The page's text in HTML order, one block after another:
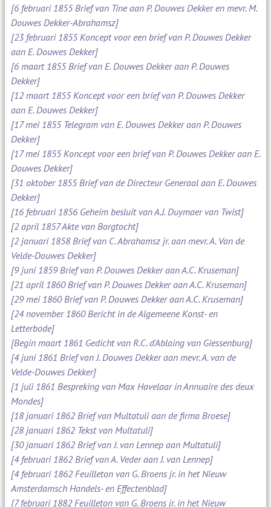
[6 februari 1855 Brief van Tine aan P. Douwes Dekker en mevr. M.
Douwes Dekker-Abrahamsz]
[23 februari 1855 Koncept voor een brief van P. Douwes Dekker
aan E. Douwes Dekker]
[6 maart 1855 Brief van E. Douwes Dekker aan P. Douwes
Dekker]
[12 maart 1855 Koncept voor een brief van P. Douwes Dekker
aan E. Douwes Dekker]
[17 mei 1855 Telegram van E. Douwes Dekker aan P. Douwes
Dekker]
[17 mei 1855 Koncept voor een brief van P. Douwes Dekker aan E.
Douwes Dekker]
[31 oktober 1855 Brief van de Directeur Generaal aan E. Douwes
Dekker]
[16 februari 1856 Geheim besluit van A.J. Duymaer van Twist]
[2 april 1857 Akte van Borgtocht]
[2 januari 1858 Brief van C. Abrahamsz jr. aan mevr. A. Van de
Velde-Douwes Dekker]
[9 juni 1859 Brief van P. Douwes Dekker aan A.C. Kruseman]
[21 april 1860 Brief van P. Douwes Dekker aan A.C. Kruseman]
[29 mei 1860 Brief van P. Douwes Dekker aan A.C. Kruseman]
[24 november 1860 Bericht in de Algemeene Konst- en
Letterbode]
[Begin maart 1861 Gedicht van R.C. d'Ablaing van Giessenburg]
[4 juni 1861 Brief van J. Douwes Dekker aan mevr. A. van de
Velde-Douwes Dekker]
[1 juli 1861 Bespreking van Max Havelaar in Annuaire des deux
Mondes]
[18 januari 1862 Brief van Multatuli aan de firma Broese]
[28 januari 1862 Tekst van Multatuli]
[30 januari 1862 Brief van J. van Lennep aan Multatuli]
[4 februari 1862 Brief van A. Veder aan J. van Lennep]
[4 februari 1862 Feuilleton van G. Broens jr. in het Nieuw
Amsterdamsch Handels- en Effectenblad]
[7 februari 1882 Feuilleton van G. Broens jr. in het Nieuw